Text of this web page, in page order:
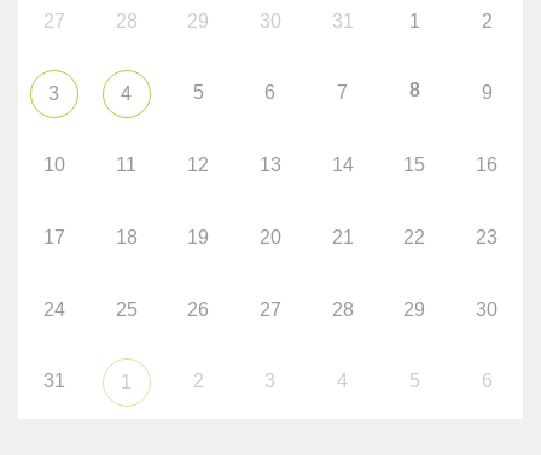
27 28 29 30 31 1 2
3 4 5 6 7 8 9
10 11 12 13 14 15 16
17 18 19 20 21 22 23
24 25 26 27 28 29 30
31 1 2 3 4 5 6